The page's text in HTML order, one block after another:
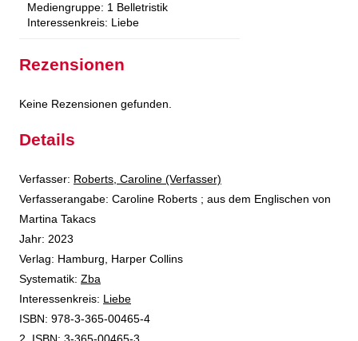
Mediengruppe: 1 Belletristik
Interessenkreis: Liebe
Rezensionen
Keine Rezensionen gefunden.
Details
Verfasser: Suche nach diesem Verfasser
Roberts, Caroline (Verfasser)
Verfasserangabe: Caroline Roberts ; aus dem Englischen von
Martina Takacs
Jahr: 2023
Verlag: Hamburg, Harper Collins
opens in new tab
Diesen Link in neuem Tab öffnen
Systematik: Suche nach dieser Systematik
Zba
Interessenkreis: Suche nach diesem Interessenskreis
Liebe
ISBN: 978-3-365-00465-4